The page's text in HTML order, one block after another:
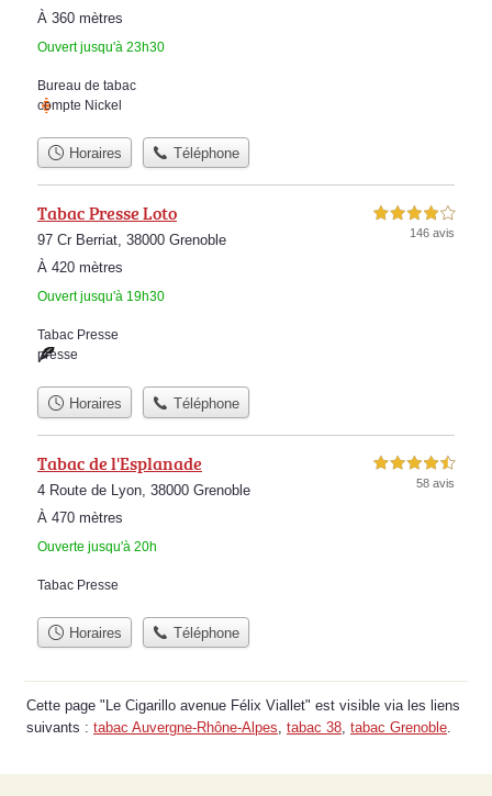
À 360 mètres
Ouvert jusqu'à 23h30
Bureau de tabac
compte Nickel
Horaires Téléphone
Tabac Presse Loto
97 Cr Berriat, 38000 Grenoble
À 420 mètres
Ouvert jusqu'à 19h30
4,0 étoiles sur 5
146 avis
Tabac Presse
presse
Horaires Téléphone
Tabac de l'Esplanade
4 Route de Lyon, 38000 Grenoble
À 470 mètres
Ouverte jusqu'à 20h
4,5 étoiles sur 5
58 avis
Tabac Presse
Horaires Téléphone
Cette page "Le Cigarillo avenue Félix Viallet" est visible via les liens
suivants : tabac Auvergne-Rhône-Alpes, tabac 38, tabac Grenoble.